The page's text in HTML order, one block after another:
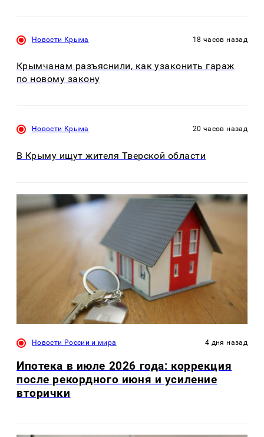
Новости Крыма 18 часов назад
Крымчанам разъяснили, как узаконить гараж
по новому закону
Новости Крыма 20 часов назад
В Крыму ищут жителя Тверской области
Новости России и мира 4 дня назад
Ипотека в июле 2026 года: коррекция
после рекордного июня и усиление
вторички